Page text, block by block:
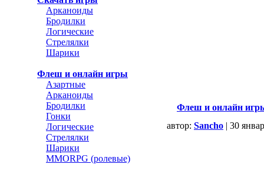
Арканоиды
Бродилки
Логические
Стрелялки
Шарики
Флеш и онлайн игры
Азартные
Арканоиды
Бродилки
Гонки
Логические
Стрелялки
Шарики
MMORPG (ролевые)
Флеш и онлайн
автор: Sancho | 30